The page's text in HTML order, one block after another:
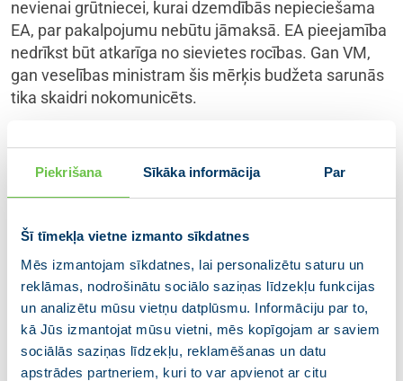
Piekrišana Sīkāka informācija Par
Šī tīmekļa vietne izmanto sīkdatnes
Mēs izmantojam sīkdatnes, lai personalizētu saturu un
reklāmas, nodrošinātu sociālo saziņas līdzekļu funkcijas
un analizētu mūsu vietņu datplūsmu. Informāciju par to,
kā Jūs izmantojat mūsu vietni, mēs kopīgojam ar saviem
sociālās saziņas līdzekļu, reklamēšanas un datu
apstrādes partneriem, kuri to var apvienot ar citu
nevienai grūtniecei, kurai dzemdībās nepieciešama
EA, par pakalpojumu nebūtu jāmaksā. EA pieejamība
nedrīkst būt atkarīga no sievietes rocības. Gan VM,
gan veselības ministram šis mērķis budžeta sarunās
tika skaidri nokomunicēts.
skaidrojums. Tas ir pretrunā valsts budžeta likumam
veidošanas laikā.
Pat ja VM uzskatītu, ka finansējums pietrūkst, tas
nevar pietrūkt martā/aprīlī/maijā. Un, ja uz gada
beigām šajā programmā pietrūktu finansējums, lai
visām grūtniecēm, kurām šis pakalpojums ir
nepieciešams, to nodrošinātu, ir veidi, kā trūkstošo